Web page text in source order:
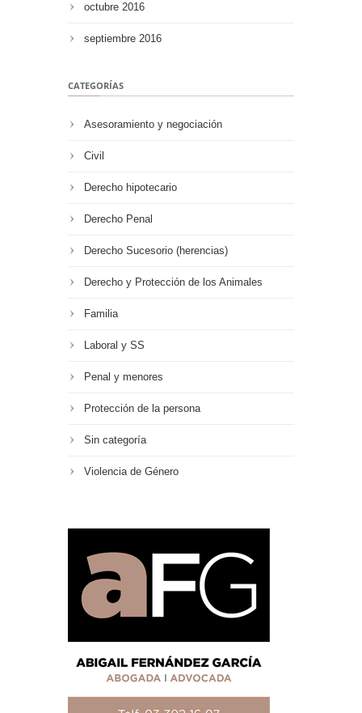
octubre 2016
septiembre 2016
CATEGORÍAS
Asesoramiento y negociación
Civil
Derecho hipotecario
Derecho Penal
Derecho Sucesorio (herencias)
Derecho y Protección de los Animales
Familia
Laboral y SS
Penal y menores
Protección de la persona
Sin categoría
Violencia de Género